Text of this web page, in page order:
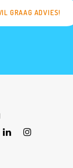
GRAAG ADVIES!